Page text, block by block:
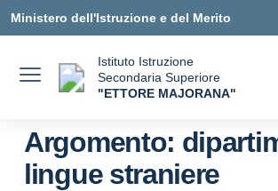
Ministero dell'Istruzione e del Merito
Istituto Istruzione
Secondaria Superiore
"ETTORE MAJORANA"
Argomento:
lingue straniere